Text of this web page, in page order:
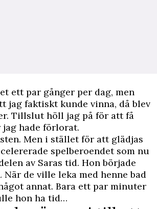
ett par gånger per dag, men
jag faktiskt kunde vinna, då blev
Tillslut höll jag på för att få
jag hade förlorat.
Men i stället för att glädjas
spelberoendet som nu
av Saras tid. Hon började
När de ville leka med henne bad
annat. Bara ett par minuter
hon ha tid…